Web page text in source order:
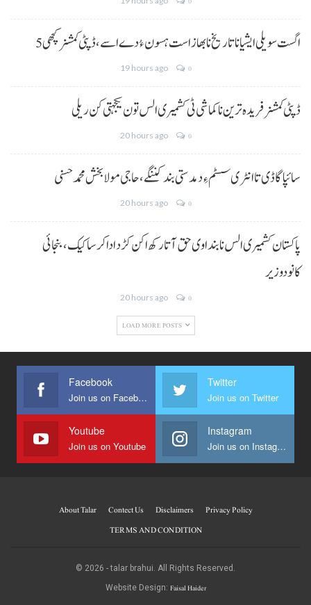
5 اگست سویلی ایشیا نا تاریخ نا بھاز است ہسون ءُ دے اسے،ڈپٹی کمشنر کچھی
19 hours ago 0
ڈپٹی کمشنر فریدہ ترین نا کماشی ٹی کشمیری الس تون یکجہتی کن ریلی
20 hours ago 0
سائپا گاڈی تا انٹری سسٹم ءِ دمدستی بند کننگے، حاجی مولا بخش محمد حسنی
20 hours ago 0
پاکستان کشمیری الس نا بنداوی حق آتا رکھ اکن کڑد ادا کرسا کیک ،بنجائی
کانودوزیر
20 hours ago 0
LOAD MORE POSTS
Facebook
Join us on Facebook
Twitter
Join us on Twitter
Youtube
Join us on Youtube
Instagram
Join us on Instagram
About Talar Contect Us Disclaimers
Privacy Policy
TERMS AND CONDITION
© 2026 - talar brahui. All Rights Reserved.
Website Design: Faisal Haider